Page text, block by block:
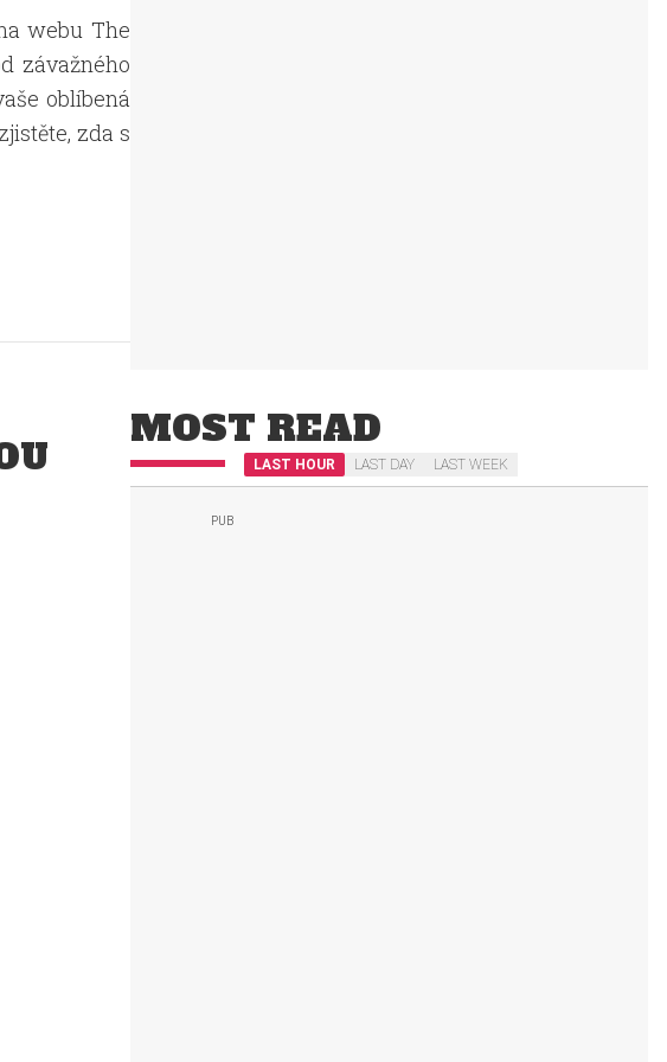
webu The
závažného
oblíbená
zda s
MOST READ
LAST HOUR LAST DAY LAST WEEK